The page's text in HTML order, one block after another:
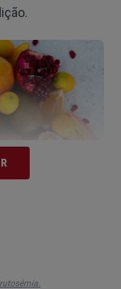
a frutose,
na
alimentos